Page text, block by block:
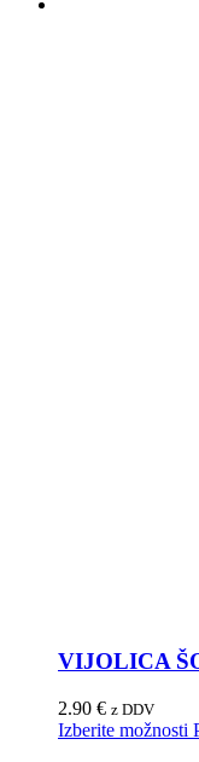
VIJOLICA
2.90 € z DDV
Izberite možnosti